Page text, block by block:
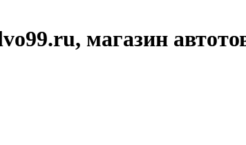
магазин